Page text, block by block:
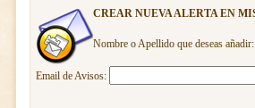
CREAR NUEVA ALERTA EN
Nombre o Apellido que deseas añadir:
Email de Avisos: